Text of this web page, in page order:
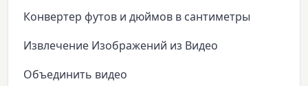
Конвертер футов и дюймов в сантиметры
Извлечение Изображений из Видео
Объединить видео